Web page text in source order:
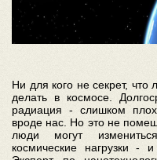
Ни для кого не секрет,
делать в космосе.
радиация - слишком
вроде нас. Но это не
люди могут
космические нагрузки -